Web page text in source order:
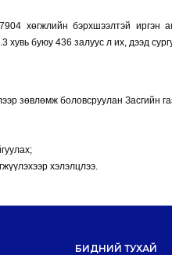
хөгжлийн бэрхшээлтэй иргэн
буюу 436 залуус л их, дээд
зөвлөмж боловсруулан Засгийн
хэлэлцлээ.
БИДНИЙ ТУХАЙ